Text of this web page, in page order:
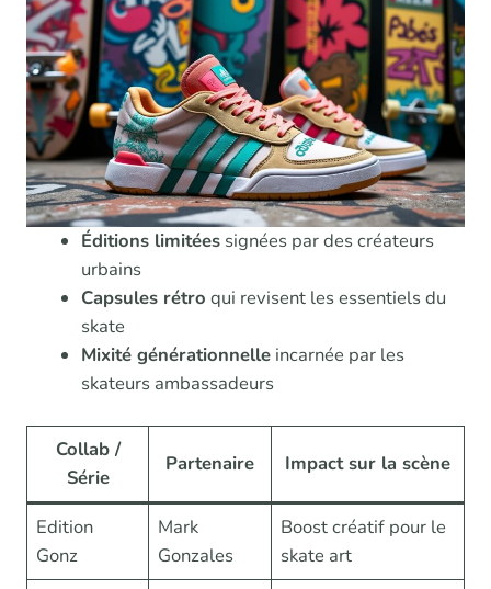
Éditions limitéessignées par des créateurs
urbains
Capsules rétro qui revisent les essentiels du
skate
Mixité générationnelleincarnée par les
skateurs ambassadeurs
Collab /
Série
Partenaire Impact sur la scène
Edition
Gonz
Mark
Gonzales
Boost créatif pour le
skate art